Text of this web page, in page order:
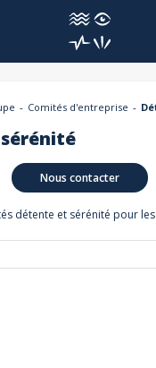
des cookies
Comités d'entreprise
Nous contacter
détente et sérénité pour les